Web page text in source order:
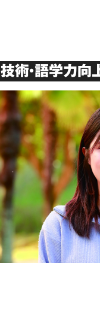
・語学力向